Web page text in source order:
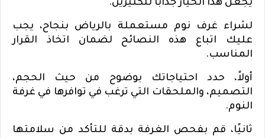
يجعل هذا الخيار جذابًا للكثيرين.
لشراء غرف نوم مستعملة بالرياض بنجاح، يجب
عليك اتباع هذه النصائح لضمان اتخاذ القرار
المناسب.
أولاً، حدد احتياجاتك بوضوح من حيث الحجم،
التصميم، والملحقات التي ترغب في توافرها في غرفة
النوم.
ثانيًا، قم بفحص الغرفة بدقة للتأكد من سلامتها